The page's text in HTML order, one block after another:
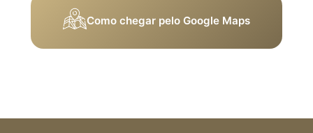
Como chegar pelo Google Maps